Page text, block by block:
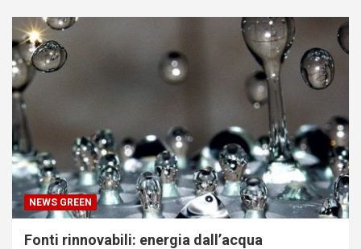
NEWS GREEN
Fonti rinnovabili: energia dall’acqua